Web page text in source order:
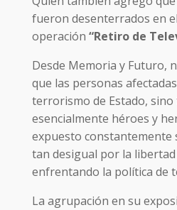
fueron desenterrados en
operación “Retiro de
Desde Memoria y Futuro,
que las personas
terrorismo de Estado, sino
esencialmente héroes y
expuesto constantemente
tan desigual por la libertad
enfrentando la política de
La agrupación en su